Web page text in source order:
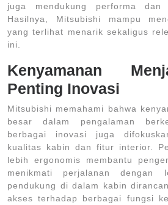
juga mendukung performa dan
Hasilnya, Mitsubishi mampu
yang terlihat menarik sekaligus
ini.
Kenyamanan
Penting Inovasi
Mitsubishi memahami bahwa
besar dalam pengalaman
berbagai inovasi juga
kualitas kabin dan fitur interior.
lebih ergonomis membantu
menikmati perjalanan dengan
pendukung di dalam kabin
akses terhadap berbagai fungsi